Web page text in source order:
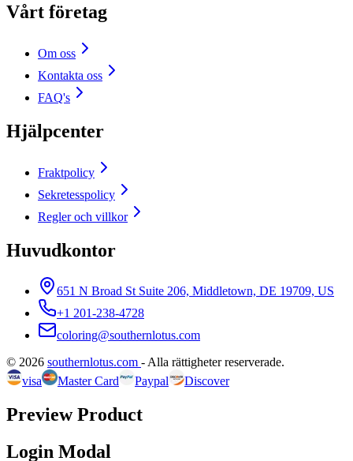
Vårt företag
Om oss
Kontakta oss
FAQ's
Hjälpcenter
Fraktpolicy
Sekretesspolicy
Regler och villkor
Huvudkontor
651 N Broad St Suite 206, Middletown, DE 19709, US
+1 201-238-4728
coloring@southernlotus.com
© 2026 southernlotus.com -Alla rättigheter reserverade.
visa
Master Card Paypal Discover
Preview Product
Login Modal